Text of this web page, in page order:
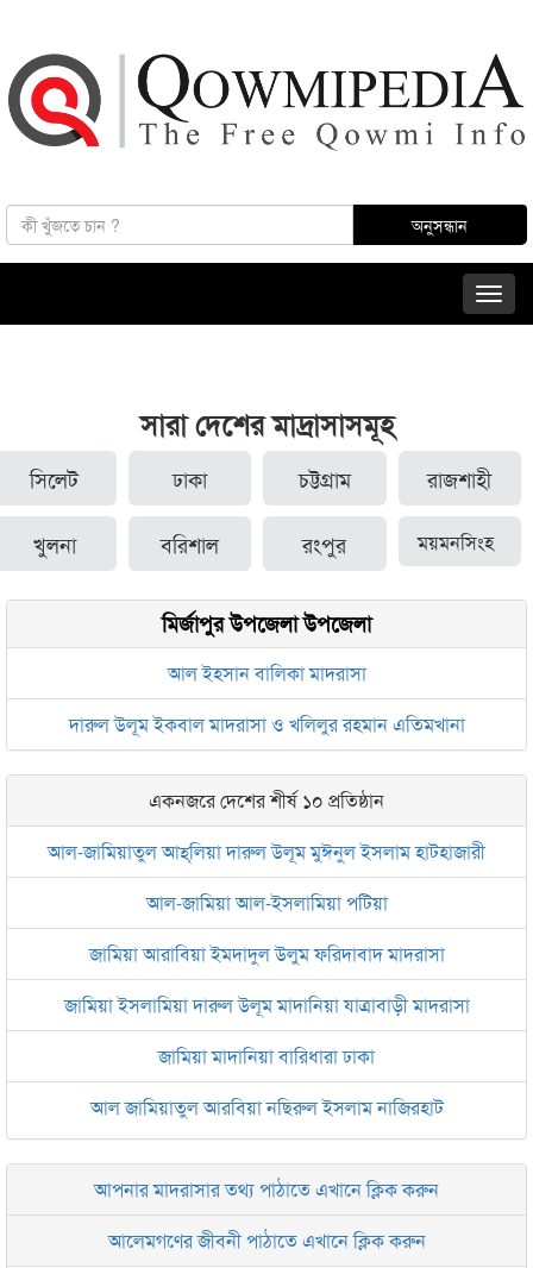
সারা দেশের মাদ্রাসাসমূহ
সিলেট ঢাকা চট্টগ্রাম রাজশাহী
খুলনা বরিশাল রংপুর ময়মনসিংহ
মির্জাপুর উপজেলা উপজেলা
আল ইহসান বালিকা মাদরাসা
দারুল উলূম ইকবাল মাদরাসা ও খলিলুর রহমান এতিমখানা
একনজরে দেশের শীর্ষ ১০ প্রতিষ্ঠান
আল-জামিয়াতুল আহ্‌লিয়া দারুল উলূম মুঈনুল ইসলাম হাটহাজারী
আল-জামিয়া আল-ইসলামিয়া পটিয়া
জামিয়া আরাবিয়া ইমদাদুল উলুম ফরিদাবাদ মাদরাসা
জামিয়া ইসলামিয়া দারুল উলূম মাদানিয়া যাত্রাবাড়ী মাদরাসা
জামিয়া মাদানিয়া বারিধারা ঢাকা
আল জামিয়াতুল আরবিয়া নছিরুল ইসলাম নাজিরহাট
জামেয়া দারুল মা‘আরিফ আল-ইসলামিয়া চট্টগ্রাম
ইসলামিক রিসার্চ সেন্টার বাংলাদেশ বসুন্ধরা
জামেয়া আরাবিয়া রহমানিয়া, ঢাকা
আপনার মাদরাসার তথ্য পাঠাতে এখানে ক্লিক করুন
আলেমগণের জীবনী পাঠাতে এখানে ক্লিক করুন